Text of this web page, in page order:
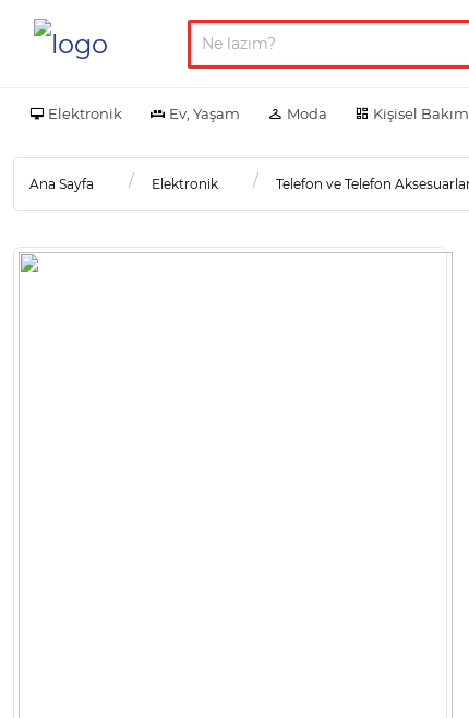
Elektronik Ev, Yaşam Moda Kişisel Bakım
Ana Sayfa Elektronik Telefon ve Telefon